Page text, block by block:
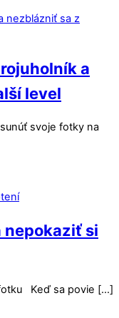
a
level
svoje fotky na
nepokaziť si
Keď sa povie […]